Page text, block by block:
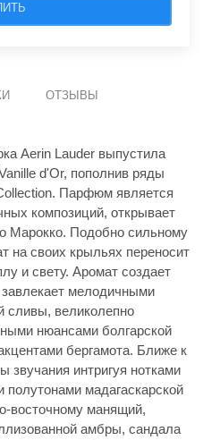
ОТЗЫВЫ
Aerin Lauder выпустила
d'Or, пополнив ряды
Парфюм является
композиций, открывает
Марокко. Подобно сильному
на своих крыльях переносит
и свету. Аромат создает
мелодичными
сливы, великолепно
нюансами болгарской
бергамота. Ближе к
интригуя нотками
мадагаскарской
восточному манящий,
амбры, сандала